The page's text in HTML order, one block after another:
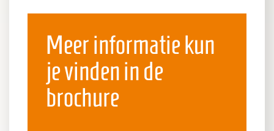
Meer informatie kun
je vinden in de
brochure